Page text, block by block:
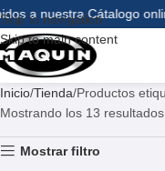
Skip to navigation
Skip to main content
a nuestra Cátalogo
Inicio Tienda Productos
Mostrando los 13 resultados
Mostrar filtro